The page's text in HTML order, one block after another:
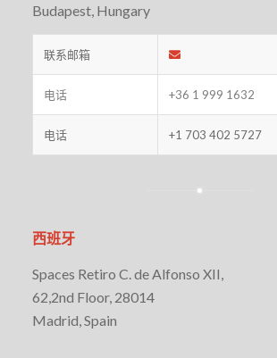
Budapest, Hungary
联系邮箱
电话 +36 1 999 1632
电话 +1 703 402 5727
西班牙
Spaces Retiro C. de Alfonso XII,
62,2nd Floor, 28014
Madrid, Spain